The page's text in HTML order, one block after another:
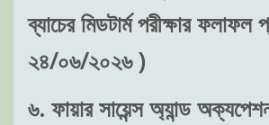
ব্যাচের মিডটার্ম পরীক্ষার ফলাফল
২৪/০৬/২০২৬ )
৬. ফায়ার সায়েন্স অ্যান্ড